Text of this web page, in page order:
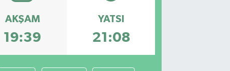
AKŞAM
19:39
YATSI
21:08